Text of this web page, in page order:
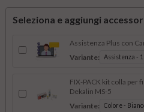
1x 200W Pannello Fotovoltaico
Enjoy Solar®
Seleziona e aggiungi
Assistenza Plus con
Variante:
FIX-PACK kit colla per
Dekalin MS-5
Variante: